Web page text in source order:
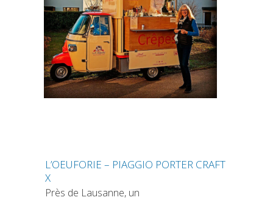
L’OEUFORIE – PIAGGIO PORTER CRAFT
X
Près de Lausanne, un